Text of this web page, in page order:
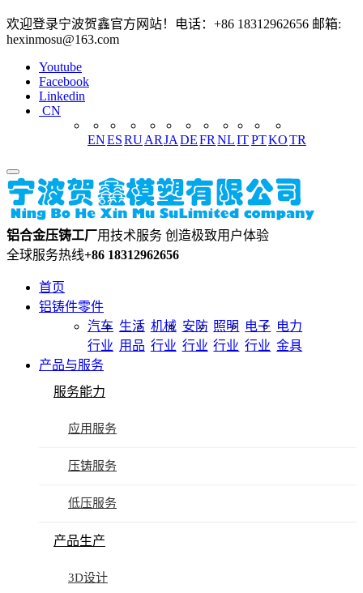
欢迎登录宁波贺鑫官方网站！电话：+86 18312962656 邮箱:
hexinmosu@163.com
Youtube
Facebook
Linkedin
CN
ENESRUARJA DEFR NLITPTKOTR
铝合金压铸工厂用技术服务 创造极致用户体验
全球服务热线+86 18312962656
首页
铝铸件零件
汽车
行业
生活
用品
机械
行业
安防
行业
照明
行业
电子
行业
电力
金具
产品与服务
服务能力
应用服务
压铸服务
低压服务
产品生产
3D设计